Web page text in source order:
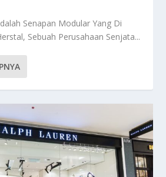
Senapan Modular Yang Di
Sebuah Perusahaan Senjata...